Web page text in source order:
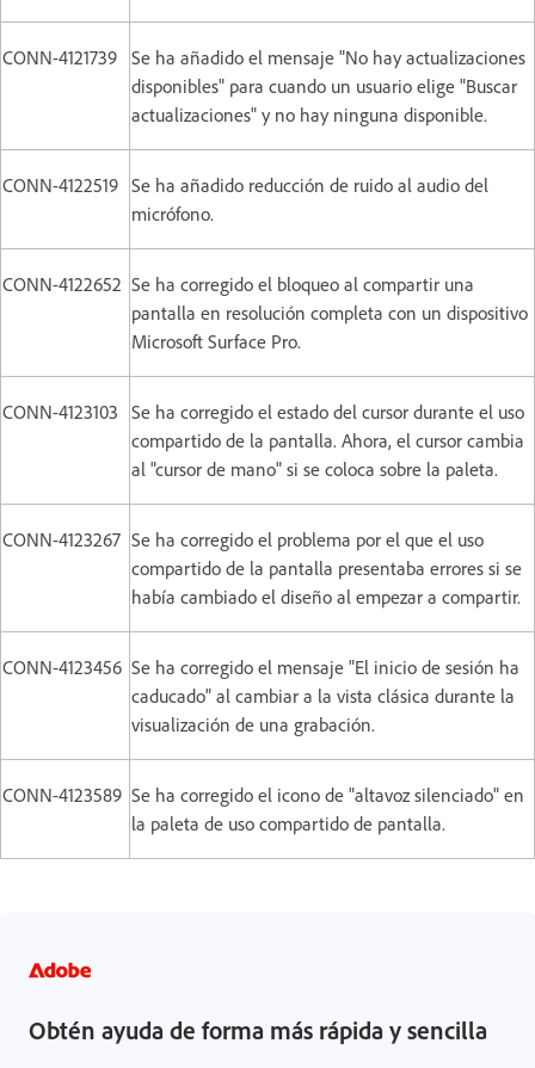
CONN-4121739 Se ha añadido el mensaje "No hay actualizaciones
disponibles" para cuando un usuario elige "Buscar
actualizaciones" y no hay ninguna disponible.
CONN-4122519 Se ha añadido reducción de ruido al audio del
micrófono.
CONN-4122652 Se ha corregido el bloqueo al compartir una
pantalla en resolución completa con un dispositivo
Microsoft Surface Pro.
CONN-4123103 Se ha corregido el estado del cursor durante el uso
compartido de la pantalla. Ahora, el cursor cambia
al "cursor de mano" si se coloca sobre la paleta.
CONN-4123267 Se ha corregido el problema por el que el uso
compartido de la pantalla presentaba errores si se
había cambiado el diseño al empezar a compartir.
CONN-4123456 Se ha corregido el mensaje "El inicio de sesión ha
caducado" al cambiar a la vista clásica durante la
visualización de una grabación.
CONN-4123589 Se ha corregido el icono de "altavoz silenciado" en
la paleta de uso compartido de pantalla.
Obtén ayuda de forma más rápida y sencilla